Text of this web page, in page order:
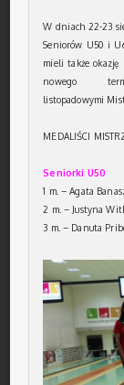
W dniach 22-23
Seniorów U50 i
mieli także
nowego
listopadowymi
MEDALIŚCI
Seniorki U50
1 m. – Agata
2 m. – Justyna
3 m. – Danuta